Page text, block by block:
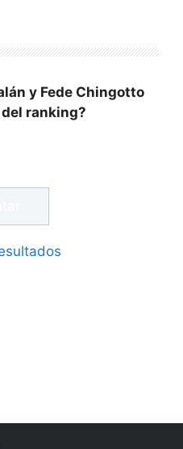
y Fede Chingotto
del ranking?